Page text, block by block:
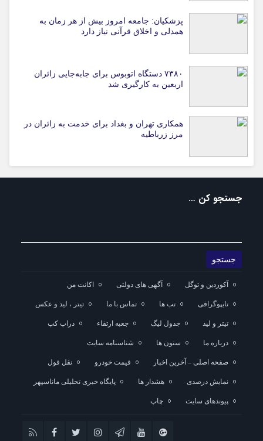
پزشکیان: جامعه امروز بیش از هر زمان به
همدلی و اخلاق قرآنی نیاز دارد
۷۳۸۰ دستگاه اتوبوس برای جابه‌جایی زائران
اربعین به‌ کارگیری شد
همکاری تهران و بغداد برای خدمت به زائران در
مرز زرباطیه
جستجو کن …
آکوردین و توگل آگهی های دولتی اکانت من
تایپوگرافی تب ها تماس با ما تیتر ، لید و عکس
تیتر و لید جدول لیگ جعبه ارتقاء دراپ کپ
درباره ما ستون ها شناسنامه سایت
صفحه اصلی – آخرین اخبار قیمت خودرو نقل قول
نمایش درصدی هشدار ها پایگاه خبری تحلیلی ماناسپهر
پیوندهای سایت چاپ